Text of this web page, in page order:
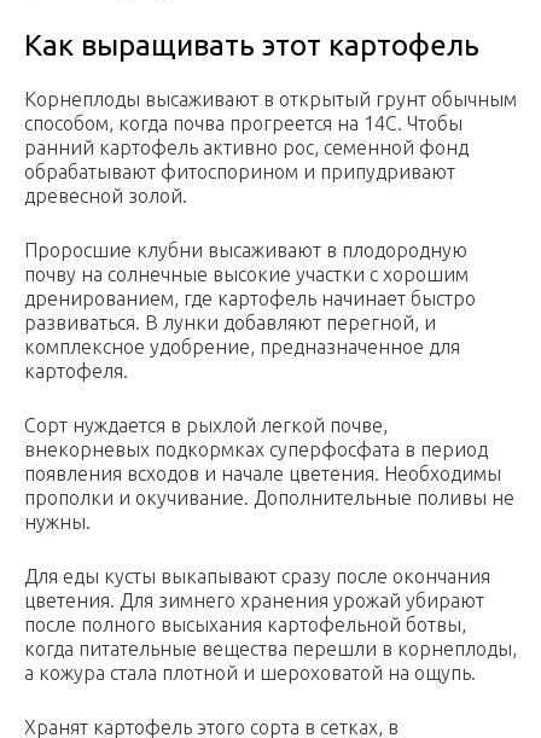
Как выращивать этот картофель
Корнеплоды высаживают в открытый грунт обычным
способом, когда почва прогреется на 14С. Чтобы
ранний картофель активно рос, семенной фонд
обрабатывают фитоспорином и припудривают
древесной золой.
Проросшие клубни высаживают в плодородную
почву на солнечные высокие участки с хорошим
дренированием, где картофель начинает быстро
развиваться. В лунки добавляют перегной, и
комплексное удобрение, предназначенное для
картофеля.
Сорт нуждается в рыхлой легкой почве,
внекорневых подкормках суперфосфата в период
появления всходов и начале цветения. Необходимы
прополки и окучивание. Дополнительные поливы не
нужны.
Для еды кусты выкапывают сразу после окончания
цветения. Для зимнего хранения урожай убирают
после полного высыхания картофельной ботвы,
когда питательные вещества перешли в корнеплоды,
а кожура стала плотной и шероховатой на ощупь.
Хранят картофель этого сорта в сетках, в